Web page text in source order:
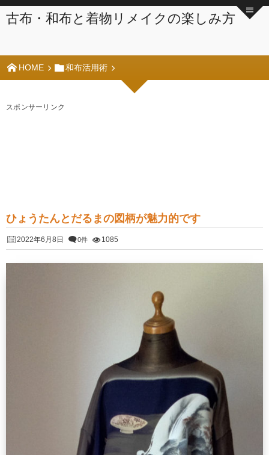
古布・和布と着物リメイクの楽しみ方
HOME 和布活用術
スポンサーリンク
ひょうたんとだるまの図柄が魅力的です
2022年6月8日 0件 1085